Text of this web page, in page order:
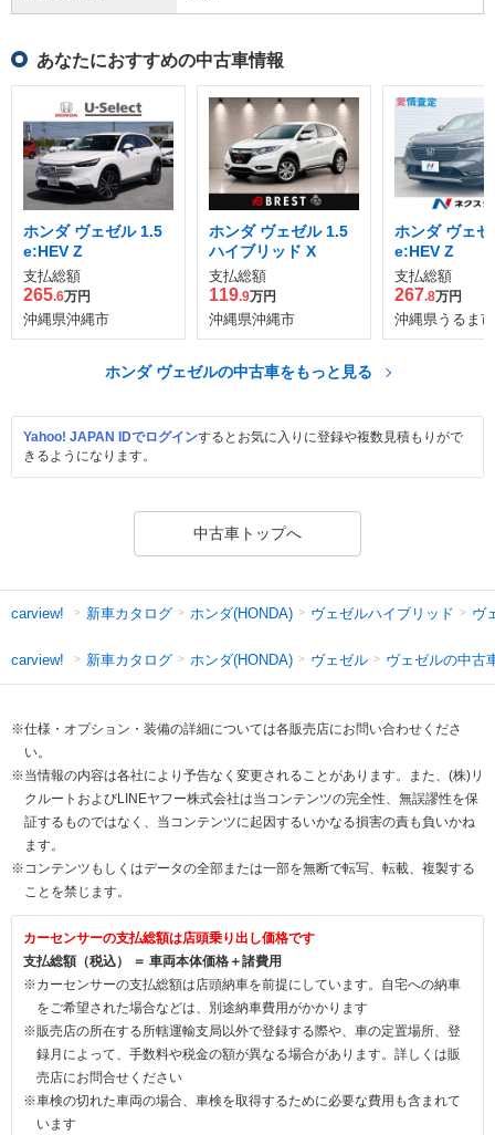
あなたにおすすめの中古車情報
ホンダ ヴェゼル 1.5
e:HEV Z
支払総額
265.6万円
沖縄県沖縄市
ホンダ ヴェゼル 1.5
ハイブリッド X
支払総額
119.9万円
沖縄県沖縄市
ホンダ ヴェ
e:HEV Z
支払総額
267.8万円
沖縄県うるま市
ホンダ ヴェゼルの中古車をもっと見る
Yahoo! JAPAN IDでログインするとお気に入りに登録や複数見積もりがで
きるようになります。
中古車トップへ
carview! 新車カタログ ホンダ(HONDA) ヴェゼルハイブリッド ヴ
carview! 新車カタログ ホンダ(HONDA) ヴェゼル ヴェゼルの中古
※仕様・オプション・装備の詳細については各販売店にお問い合わせくださ
い。
※当情報の内容は各社により予告なく変更されることがあります。また、(株)リ
クルートおよびLINEヤフー株式会社は当コンテンツの完全性、無誤謬性を保
証するものではなく、当コンテンツに起因するいかなる損害の責も負いかね
ます。
※コンテンツもしくはデータの全部または一部を無断で転写、転載、複製する
ことを禁じます。
カーセンサーの支払総額は店頭乗り出し価格です
支払総額（税込） ＝ 車両本体価格＋諸費用
※カーセンサーの支払総額は店頭納車を前提にしています。自宅への納車
をご希望された場合などは、別途納車費用がかかります
※販売店の所在する所轄運輸支局以外で登録する際や、車の定置場所、登
録月によって、手数料や税金の額が異なる場合があります。詳しくは販
売店にお問合せください
※車検の切れた車両の場合、車検を取得するために必要な費用も含まれて
います